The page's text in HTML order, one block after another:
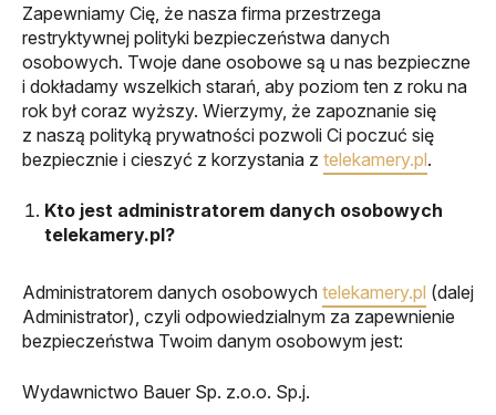
Zapewniamy Cię, że nasza firma przestrzega
restryktywnej polityki bezpieczeństwa danych
osobowych. Twoje dane osobowe są u nas bezpieczne
i dokładamy wszelkich starań, aby poziom ten z roku na
rok był coraz wyższy. Wierzymy, że zapoznanie się
z naszą polityką prywatności pozwoli Ci poczuć się
bezpiecznie i cieszyć z korzystania z telekamery.pl.
Kto jest administratorem danych osobowych
telekamery.pl?
Administratorem danych osobowych telekamery.pl (dalej
Administrator), czyli odpowiedzialnym za zapewnienie
bezpieczeństwa Twoim danym osobowym jest:
Wydawnictwo Bauer Sp. z.o.o. Sp.j.